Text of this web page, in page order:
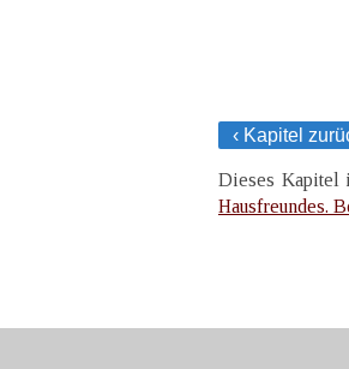
‹ Kapitel
Dieses Kapitel
Hausfreundes.